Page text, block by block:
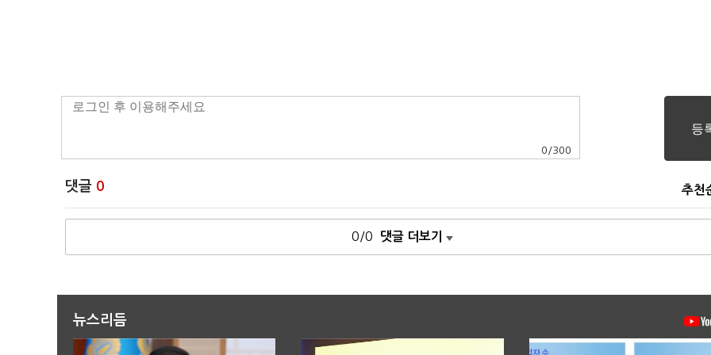
0 /300
댓글 0 추천
0/0 댓글 더보기
뉴스리듬